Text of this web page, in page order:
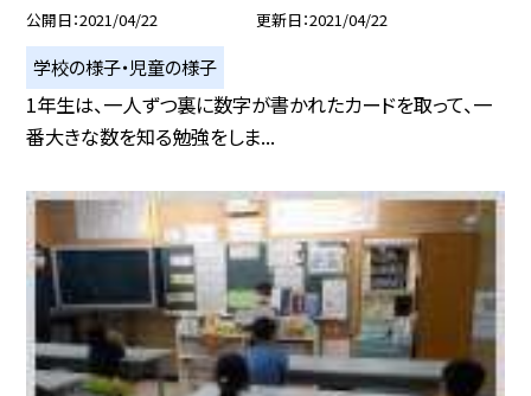
公開日 2021/04/22 更新日 2021/04/22
学校の様子・児童の様子
1年生は、一人ずつ裏に数字が書かれたカードを取って、一
番大きな数を知る勉強をしま...